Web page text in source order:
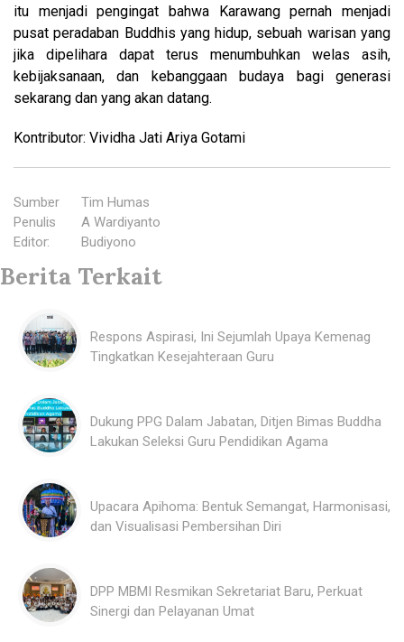
itu menjadi pengingat bahwa Karawang pernah menjadi
pusat peradaban Buddhis yang hidup, sebuah warisan yang
jika dipelihara dapat terus menumbuhkan welas asih,
kebijaksanaan, dan kebanggaan budaya bagi generasi
sekarang dan yang akan datang.
Kontributor: Vividha Jati Ariya Gotami
Sumber
:
Tim Humas
Penulis
:
A Wardiyanto
Editor: Budiyono
Berita Terkait
Respons Aspirasi, Ini Sejumlah Upaya Kemenag
Tingkatkan Kesejahteraan Guru
Dukung PPG Dalam Jabatan, Ditjen Bimas Buddha
Lakukan Seleksi Guru Pendidikan Agama
Upacara Apihoma: Bentuk Semangat, Harmonisasi,
dan Visualisasi Pembersihan Diri
DPP MBMI Resmikan Sekretariat Baru, Perkuat
Sinergi dan Pelayanan Umat